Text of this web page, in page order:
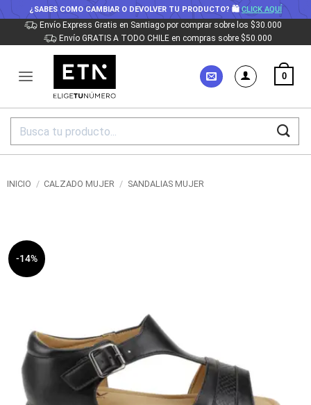
¿SABES COMO CAMBIAR O DEVOLVER TU PRODUCTO? 🛍CLICK AQUÍ
Saltar
al
Envío Express Gratis en Santiago por comprar sobre los $30.000
Envío GRATIS A TODO CHILE en compras sobre $50.000
0
Buscar
INICIO / CALZADO MUJER / SANDALIAS MUJER
-14%